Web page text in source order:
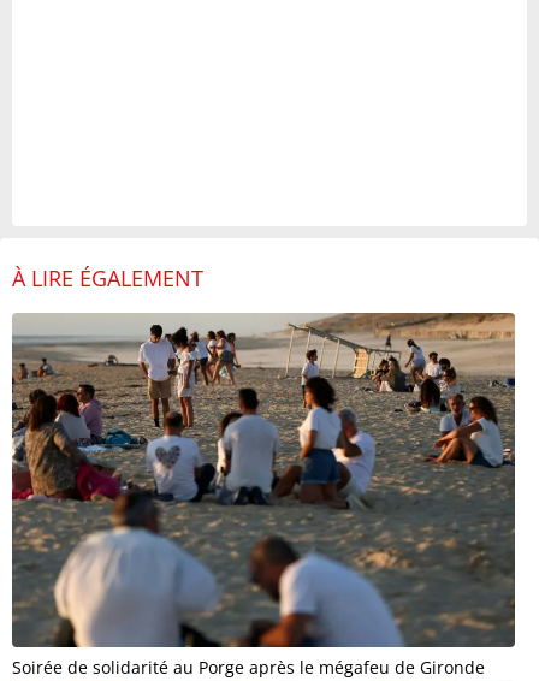
À LIRE ÉGALEMENT
Soirée de solidarité au Porge après le mégafeu de Gironde